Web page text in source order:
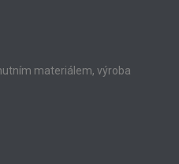
materiálem, výroba